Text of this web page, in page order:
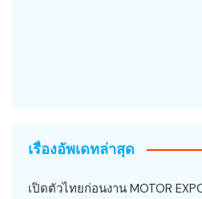
เรื่องอัพเดทล่าสุด
เปิดตัวไทยก่อนงาน MOTOR